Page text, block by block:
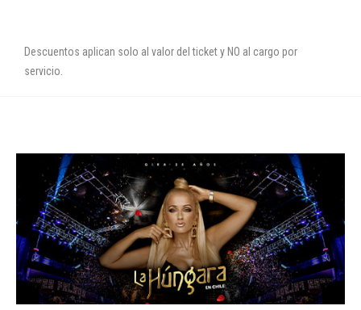
Descuentos aplican solo al valor del ticket y NO al cargo por
servicio.